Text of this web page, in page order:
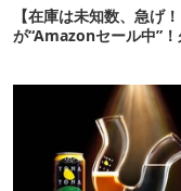
【在庫は未知数、急げ
が“Amazonセール中”